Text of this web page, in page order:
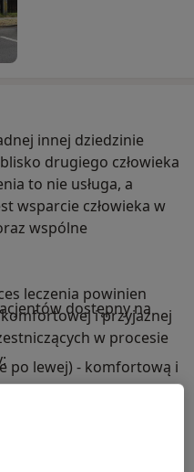
w górę, następnie
się wody lub
innej dziedzinie
drugiego człowieka
to nie usługa, a
wsparcie człowieka w
wspólne
leczenia powinien
i przyjaznej
w procesie
dostępny na
po lewej) - komfortową i
po prawej stronie od